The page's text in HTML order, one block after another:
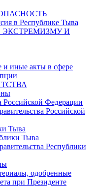
в Республике Тыва
И
иные акты в сфере
Российской Федерации
Российской
Тыва
Тыва
Республики
одобренные
при Президенте